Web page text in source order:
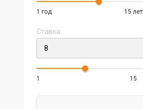
1 год 15 лет
Ставка
1 15